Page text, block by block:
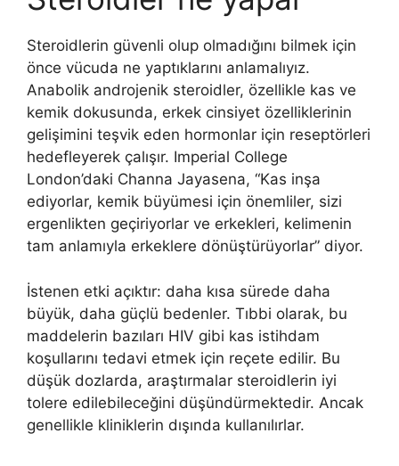
Steroidlerin güvenli olup olmadığını bilmek için
önce vücuda ne yaptıklarını anlamalıyız.
Anabolik androjenik steroidler, özellikle kas ve
kemik dokusunda, erkek cinsiyet özelliklerinin
gelişimini teşvik eden hormonlar için reseptörleri
hedefleyerek çalışır. Imperial College
London’daki Channa Jayasena, “Kas inşa
ediyorlar, kemik büyümesi için önemliler, sizi
ergenlikten geçiriyorlar ve erkekleri, kelimenin
tam anlamıyla erkeklere dönüştürüyorlar” diyor.
İstenen etki açıktır: daha kısa sürede daha
büyük, daha güçlü bedenler. Tıbbi olarak, bu
maddelerin bazıları HIV gibi kas istihdam
koşullarını tedavi etmek için reçete edilir. Bu
düşük dozlarda, araştırmalar steroidlerin iyi
tolere edilebileceğini düşündürmektedir. Ancak
genellikle kliniklerin dışında kullanılırlar.